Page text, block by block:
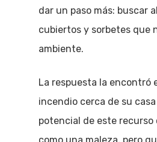
dar un paso más: buscar
cubiertos y sorbetes que
ambiente.
La respuesta la encontró
incendio cerca de su
potencial de este recurso